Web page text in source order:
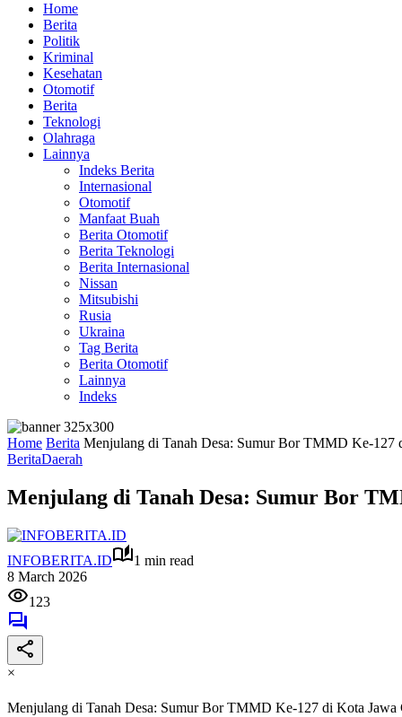
Home
Berita
Politik
Kriminal
Kesehatan
Otomotif
Berita
Teknologi
Olahraga
Lainnya
Indeks Berita
Internasional
Otomotif
Manfaat Buah
Berita Otomotif
Berita Teknologi
Berita Internasional
Nissan
Mitsubishi
Rusia
Ukraina
Tag Berita
Berita Otomotif
Lainnya
Indeks
Home Berita Menjulang di Tanah Desa: Sumur Bor TMMD Ke-127
BeritaDaerah
Menjulang di Tanah Desa: Sumur Bor
INFOBERITA.ID
1 min read
8 March 2026
123
×
Menjulang di Tanah Desa: Sumur Bor TMMD Ke-127 di Kota Jawa